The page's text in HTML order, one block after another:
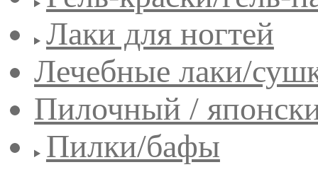
Лаки для ногтей
Лечебные лаки/
Пилочный /
Пилки/бафы